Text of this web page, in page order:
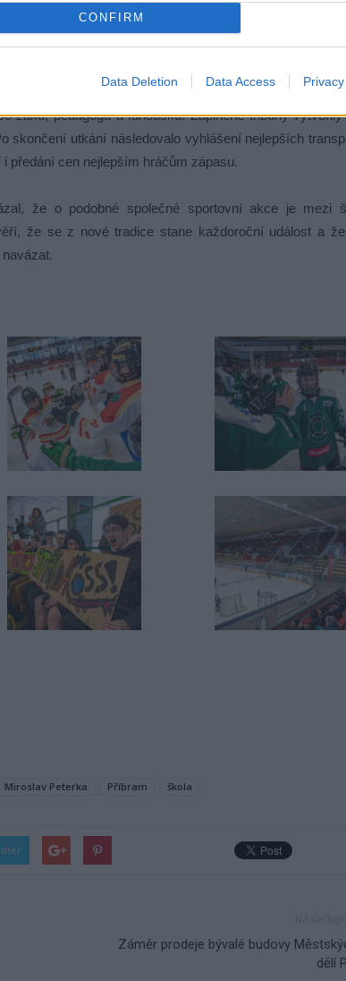
CONFIRM
Data Deletion Data Access
žáků, pedagogů a fanoušků. Zaplněné tribuny vytvořily
skončení utkání následovalo vyhlášení nejlepších
předání cen nejlepším hráčům zápasu.
že o podobné společné sportovní akce je mezi
že se z nové tradice stane každoroční událost a
Miroslav Peterka Příbram škola
Záměr prodeje bývalé budovy
dělí